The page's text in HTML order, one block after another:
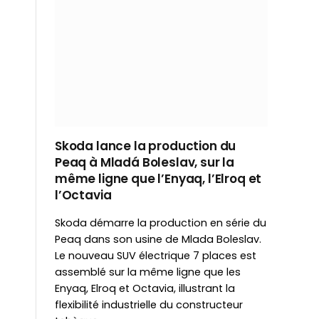
Skoda lance la production du
Peaq à Mladá Boleslav, sur la
même ligne que l’Enyaq, l’Elroq et
l’Octavia
Skoda démarre la production en série du
Peaq dans son usine de Mlada Boleslav.
Le nouveau SUV électrique 7 places est
assemblé sur la même ligne que les
Enyaq, Elroq et Octavia, illustrant la
flexibilité industrielle du constructeur